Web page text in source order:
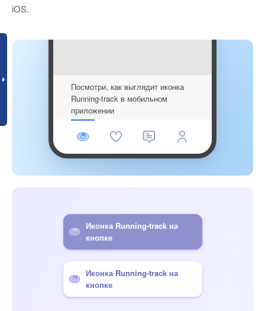
iOS.
Посмотри, как выглядит иконка
Running-track в мобильном
приложении
Иконка Running-track на
кнопке
Иконка Running-track на
кнопке